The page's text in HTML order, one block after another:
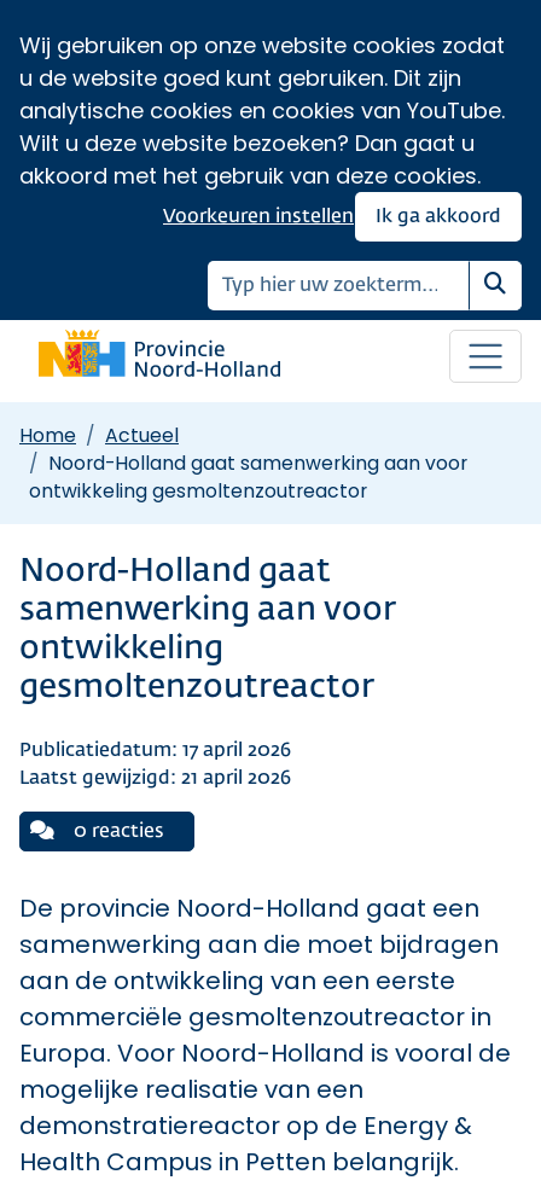
Wij gebruiken op onze website cookies zodat
u de website goed kunt gebruiken. Dit zijn
analytische cookies en cookies van YouTube.
Wilt u deze website bezoeken? Dan gaat u
akkoord met het gebruik van deze cookies.
Ik ga akkoord
Voorkeuren instellen
Home
Actueel
Noord-Holland gaat samenwerking aan voor
ontwikkeling gesmoltenzoutreactor
Noord-Holland gaat
samenwerking aan voor
ontwikkeling
gesmoltenzoutreactor
Publicatiedatum: 17 april 2026
Laatst gewijzigd: 21 april 2026
0 reacties
De provincie Noord-Holland gaat een
samenwerking aan die moet bijdragen
aan de ontwikkeling van een eerste
commerciële gesmoltenzoutreactor in
Europa. Voor Noord-Holland is vooral de
mogelijke realisatie van een
demonstratiereactor op de Energy &
Health Campus in Petten belangrijk.